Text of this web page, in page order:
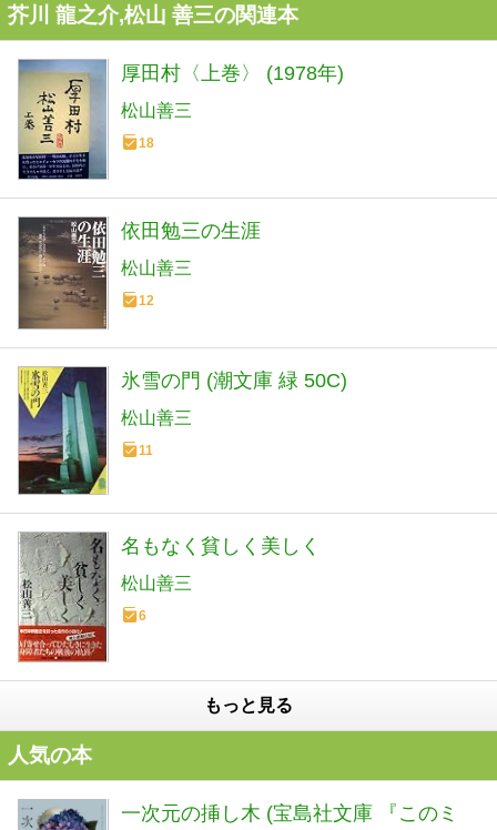
芥川 龍之介,松山 善三の関連本
厚田村〈上巻〉 (1978年)
松山善三
18
依田勉三の生涯
松山善三
12
氷雪の門 (潮文庫 緑 50C)
松山善三
11
名もなく貧しく美しく
松山善三
6
もっと見る
人気の本
一次元の挿し木 (宝島社文庫 『このミ